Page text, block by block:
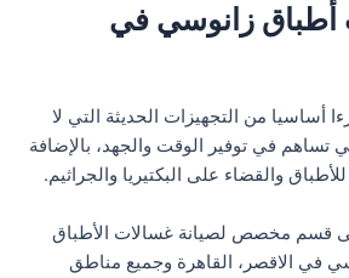
أطباق زانوسي في
أساسيا من التجهيزات الحديثة التي لا
تساهم في توفير الوقت والجهد، بالإضافة
والقضاء على البكتيريا والجراثيم.
قسم مخصص لصيانة غسالات الأطباق
في الاقصر، القاهرة وجميع مناطق